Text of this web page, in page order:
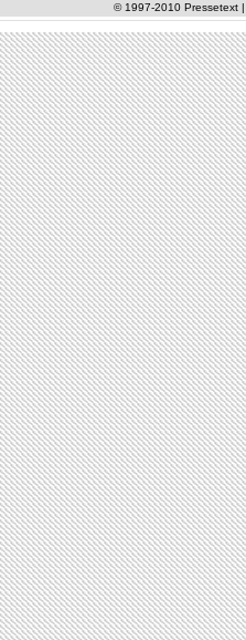
© 1997-2010 Pressetext